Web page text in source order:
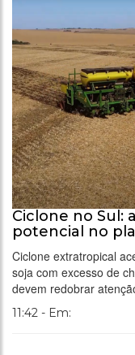
Ciclone no Sul:
potencial no
Ciclone extratropical
soja com excesso de
devem redobrar
11:42 - Em: